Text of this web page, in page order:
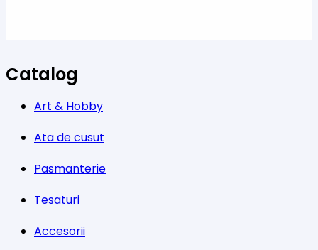
Catalog
Art & Hobby
Ata de cusut
Pasmanterie
Tesaturi
Accesorii